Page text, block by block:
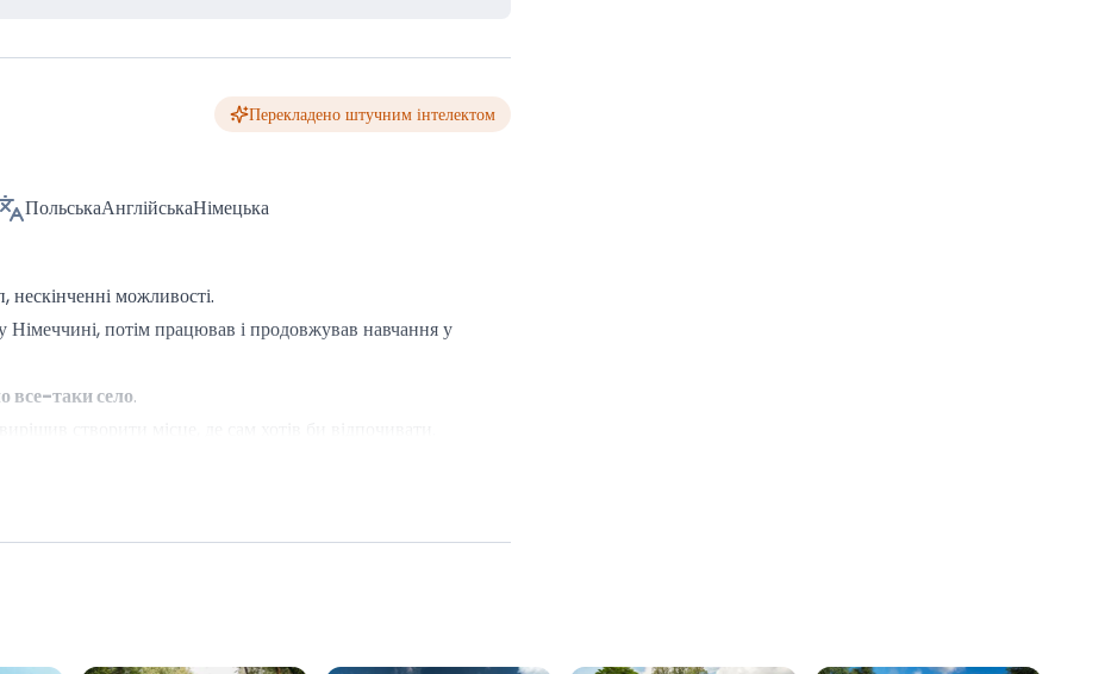
Перекладено штучним інтелектом
ПольськаАнглійськаНімецька
можливості.
потім працював і продовжував навчання у
все-таки село.
будильник,
деталь.